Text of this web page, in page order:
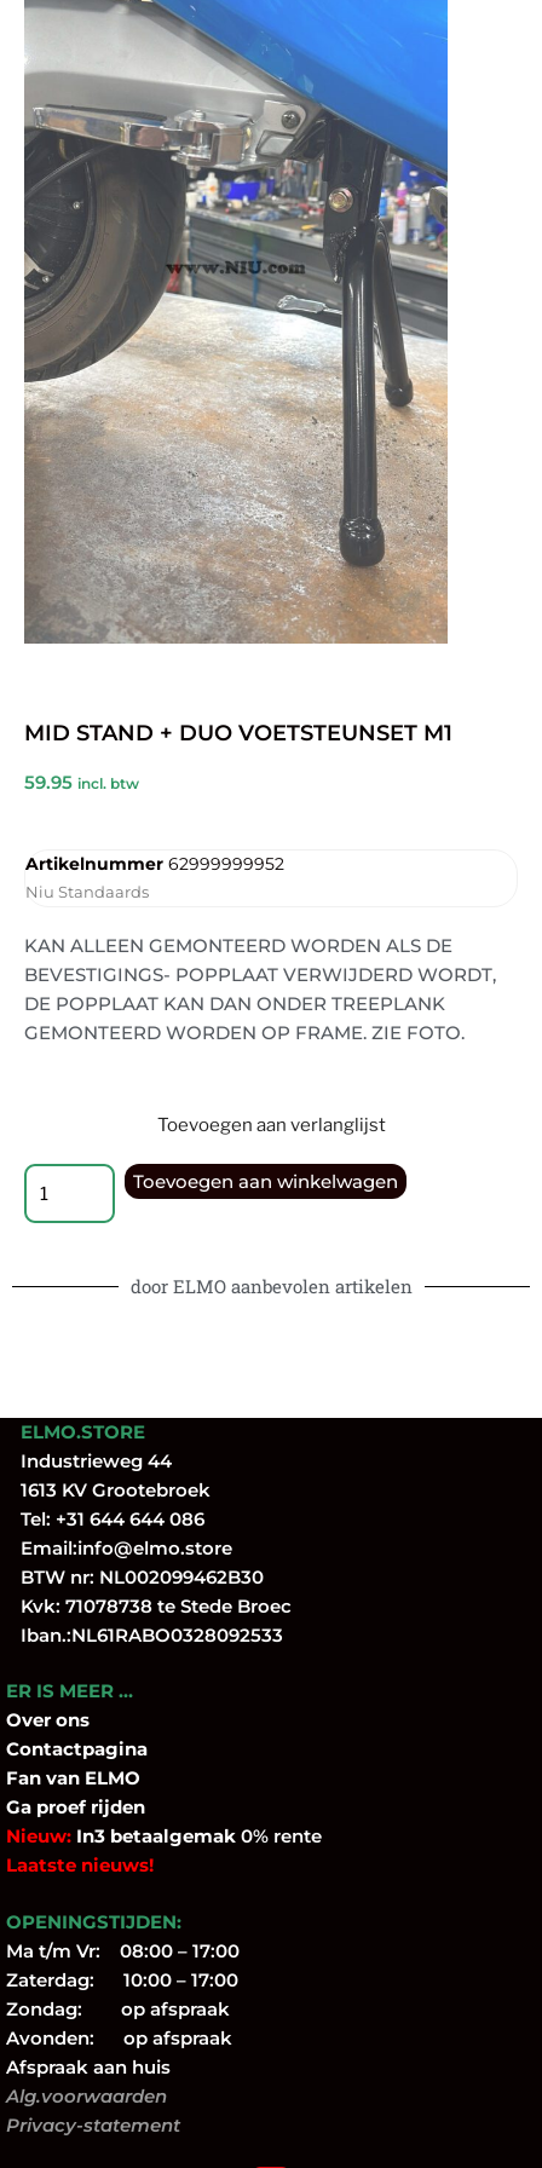
MID STAND + DUO VOETSTEUNSET M1
59.95 incl. btw
Artikelnummer 62999999952
Niu Standaards
KAN ALLEEN GEMONTEERD WORDEN ALS DE
BEVESTIGINGS- POPPLAAT VERWIJDERD WORDT,
DE POPPLAAT KAN DAN ONDER TREEPLANK
GEMONTEERD WORDEN OP FRAME. ZIE FOTO.
Toevoegen aan verlanglijst
Toevoegen aan winkelwagen
door ELMO aanbevolen artikelen
ELMO.STORE
Industrieweg 44
1613 KV Grootebroek
Tel: +31 644 644 086
Email:info@elmo.store
BTW nr: NL002099462B30
Kvk: 71078738 te Stede Broec
Iban.:NL61RABO0328092533
ER IS MEER …
Over ons
Contactpagina
Fan van ELMO
Ga proef rijden
Nieuw: In3 betaalgemak 0% rente
Laatste nieuws!
OPENINGSTIJDEN:
Ma t/m Vr: 08:00 – 17:00
Zaterdag: 10:00 – 17:00
Zondag: op afspraak
Avonden: op afspraak
Afspraak aan huis
Alg.voorwaarden
Privacy-statement